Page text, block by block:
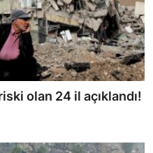
olan 24 il açıklandı!